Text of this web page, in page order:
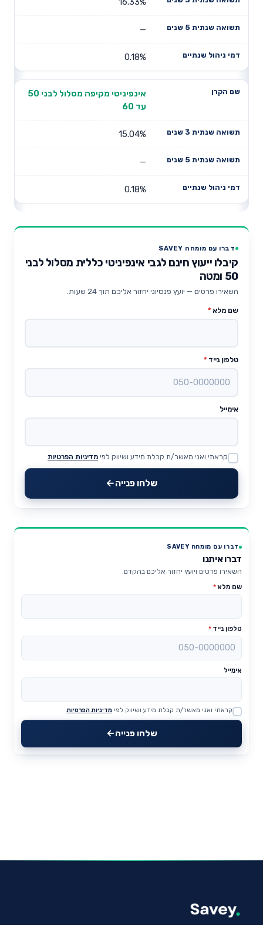
—
0.18%
אינפיניטי מקיפה מסלול לבני 50
עד 60
15.04%
—
0.18%
דברו עם מומחה SAVEY
קיבלו ייעוץ חינם לגבי אינפיניטי כללית מסלול לבני
50 ומטה
השאירו פרטים — יועץ פנסיוני יחזור אליכם תוך 24 שעות.
שם מלא *
טלפון נייד *
אימייל
Website
קראתי ואני מאשר/ת קבלת מידע ושיווק לפי מדיניות הפרטיות
שלחו פנייה
דברו עם מומחה SAVEY
דברו איתנו
השאירו פרטים ויועץ יחזור אליכם בהקדם.
שם מלא*
טלפון נייד *
אימייל
Website
קראתי ואני מאשר/ת קבלת מידע ושיווק לפי מדיניות הפרטיות
שלחו פנייה